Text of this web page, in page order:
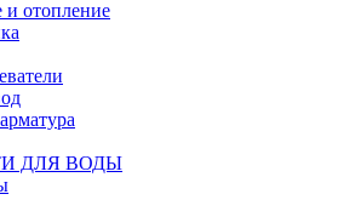
отопление
ДЛЯ ВОДЫ